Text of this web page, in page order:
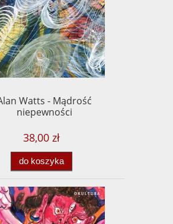
Watts - Mądrość
niepewności
38,00 zł
do koszyka